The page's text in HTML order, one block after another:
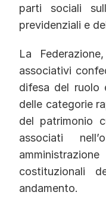
parti sociali
previdenziali e
La
associativi
difesa del ruolo
delle categorie
del patrimonio
associati
costituzionali
andamento.